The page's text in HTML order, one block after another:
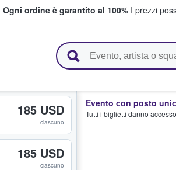
Ogni ordine è garantito al 100% I prezzi
185 USD
ciascuno
185 USD
ciascuno
Evento con posto
Tutti i biglietti danno